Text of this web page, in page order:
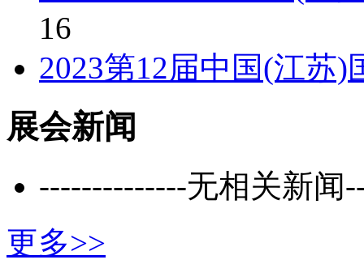
16
2023第12届中国(江苏)
展会新闻
--------------无相关新闻
更多>>